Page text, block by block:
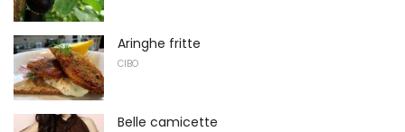
Aringhe fritte
CIBO
Belle camicette